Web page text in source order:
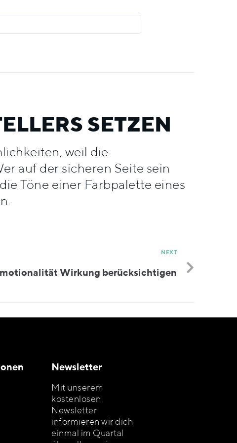
SETZEN
weil die
auf der sicheren Seite sein
Töne einer Farbpalette eines
NEXT
Wirkung berücksichtigen
Newsletter
Mit unserem
kostenlosen
Newsletter
informieren wir dich
einmal im Quartal